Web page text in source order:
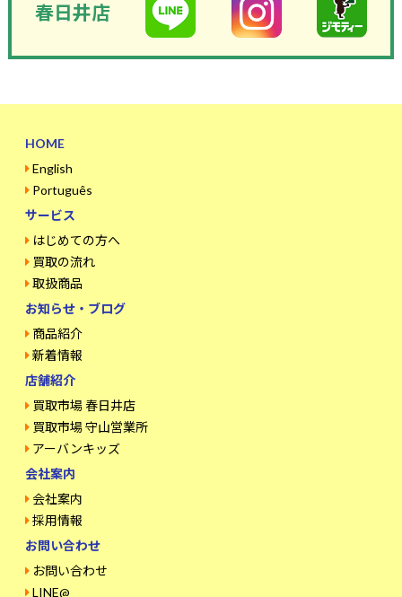
春日井店
HOME
English
Português
サービス
はじめての方へ
買取の流れ
取扱商品
お知らせ・ブログ
商品紹介
新着情報
店舗紹介
買取市場 春日井店
買取市場 守山営業所
アーバンキッズ
会社案内
会社案内
採用情報
お問い合わせ
お問い合わせ
LINE@